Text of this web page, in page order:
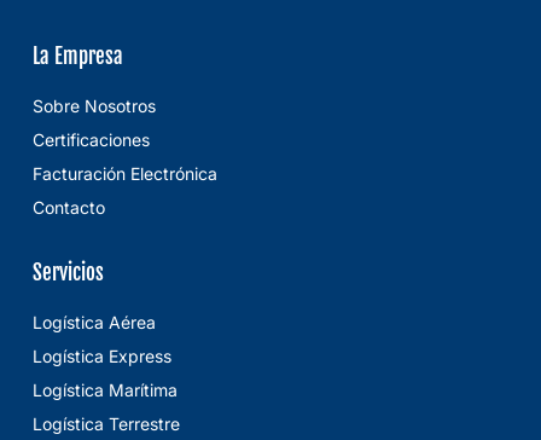
La Empresa
Sobre Nosotros
Certificaciones
Facturación Electrónica
Contacto
Servicios
Logística Aérea
Logística Express
Logística Marítima
Logística Terrestre